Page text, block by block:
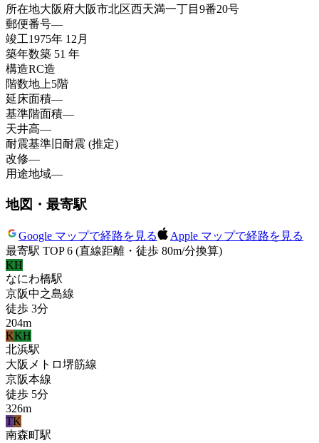
所在地大阪府大阪市北区西天満一丁目9番20号
郵便番号—
竣工1975年 12月
築年数築 51 年
構造RC造
階数地上5階
延床面積—
基準階面積—
天井高—
耐震基準 旧耐震 (推定)
改修—
用途地域—
地図・最寄駅
Google マップで経路を見る
Apple マップで経路を見る
最寄駅 TOP 6 (直線距離・徒歩 80m/分換算)
KH
なにわ橋駅
京阪中之島線
徒歩 3分
204m
KKH
北浜駅
大阪メトロ堺筋線
京阪本線
徒歩 5分
326m
TK
南森町駅